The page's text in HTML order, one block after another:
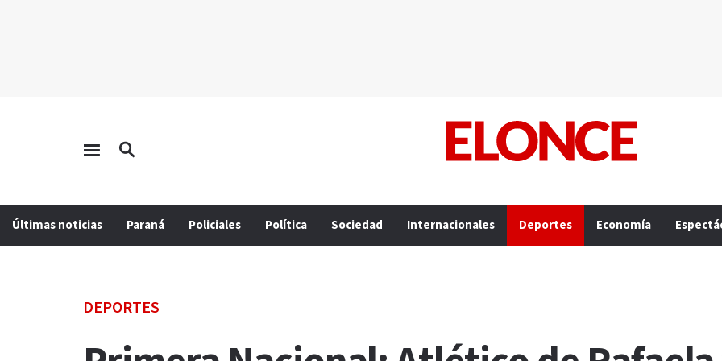
Últimas noticias Paraná Policiales Política Sociedad Internacionales Deportes Economía
DEPORTES